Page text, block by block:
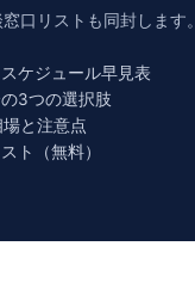
口リストも同封します。
ケジュール早見表
3つの選択肢
と注意点
ト（無料）